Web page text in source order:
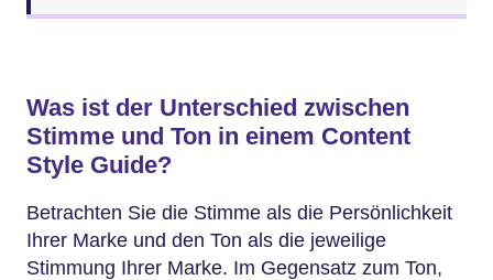
Was ist der Unterschied zwischen
Stimme und Ton in einem Content
Style Guide?
Betrachten Sie die Stimme als die Persönlichkeit
Ihrer Marke und den Ton als die jeweilige
Stimmung Ihrer Marke. Im Gegensatz zum Ton,